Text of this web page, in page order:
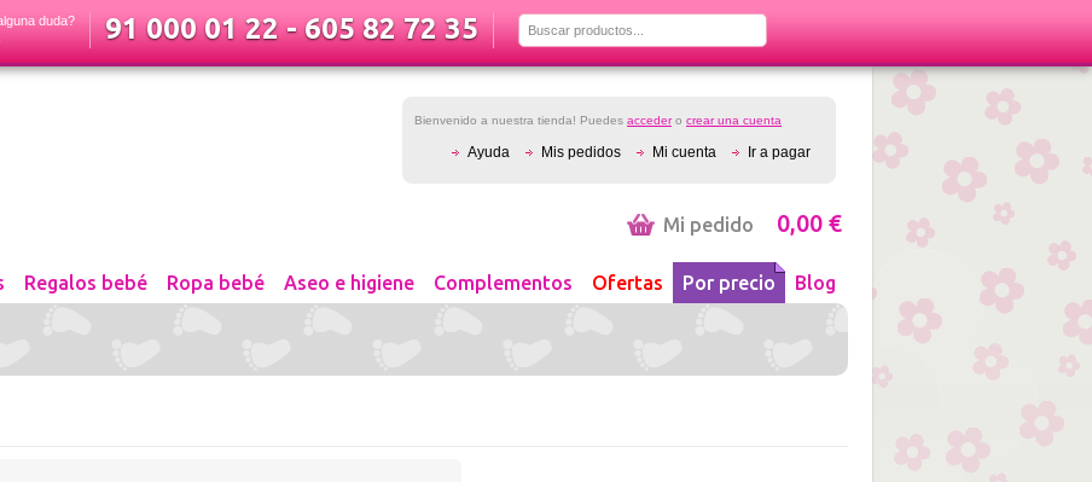
duda?
91 000 01 22 - 605 82 72 35
Bienvenido a nuestra tienda! Puedes accedero crear una cuenta
Ayuda Mis pedidos Mi cuenta Ir a pagar
Mi pedido 0,00 €
Regalos bebé Ropa bebé Aseo e higiene Complementos Ofertas Por precio Blog